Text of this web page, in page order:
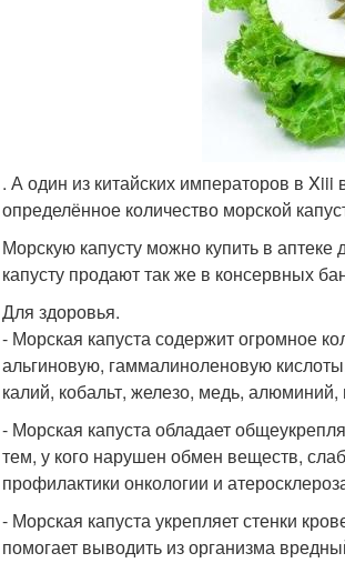
. А один из китайских императоров в
определённое количество морской
Морскую капусту можно купить в
капусту продают так же в консервных
Для здоровья.
- Морская капуста содержит огромное
альгиновую, гаммалиноленовую
калий, кобальт, железо, медь,
- Морская капуста обладает
тем, у кого нарушен обмен веществ,
профилактики онкологии и
- Морская капуста укрепляет стенки
помогает выводить из организма